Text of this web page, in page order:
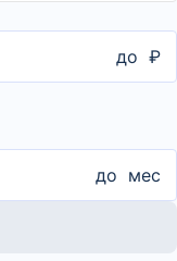
до ₽
до мес